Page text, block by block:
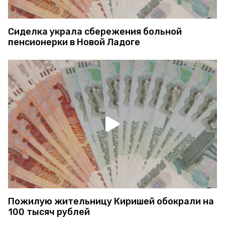
Сиделка украла сбережения больной
пенсионерки в Новой Ладоге
Пожилую жительницу Киришей обокрали на
100 тысяч рублей